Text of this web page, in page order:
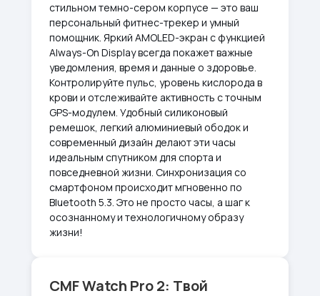
стильном темно-сером корпусе — это ваш
персональный фитнес-трекер и умный
помощник. Яркий AMOLED-экран с функцией
Always-On Display всегда покажет важные
уведомления, время и данные о здоровье.
Контролируйте пульс, уровень кислорода в
крови и отслеживайте активность с точным
GPS-модулем. Удобный силиконовый
ремешок, легкий алюминиевый ободок и
современный дизайн делают эти часы
идеальным спутником для спорта и
повседневной жизни. Синхронизация со
смартфоном происходит мгновенно по
Bluetooth 5.3. Это не просто часы, а шаг к
осознанному и технологичному образу
жизни!
CMF Watch Pro 2: Твой